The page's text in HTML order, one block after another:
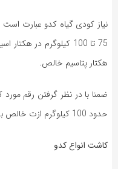
هکتار پتاسیم خالص.
ضمنا با در نظر گرفتن رقم
حدود 100 کیلوگرم ازت خالص به صورت سرک نیز به کار برد.
کاشت انواع کدو